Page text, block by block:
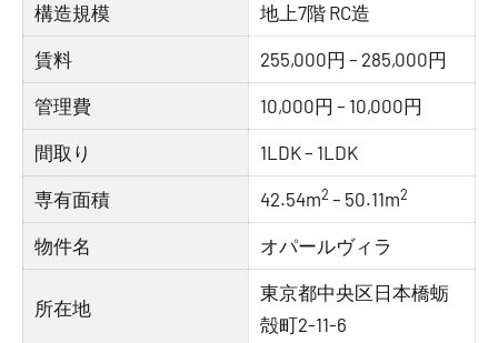
構造規模 地上7階 RC造
賃料 255,000円 – 285,000円
管理費 10,000円 – 10,000円
間取り 1LDK – 1LDK
専有面積 42.54m2 – 50.11m2
物件名 オパールヴィラ
所在地
東京都中央区日本橋蛎
殻町2-11-6